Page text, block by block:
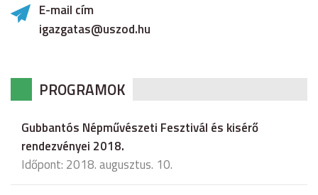
E-mail cím
igazgatas@uszod.hu
PROGRAMOK
Gubbantós Népművészeti Fesztivál és kisérő
rendezvényei 2018.
Időpont: 2018. augusztus. 10.